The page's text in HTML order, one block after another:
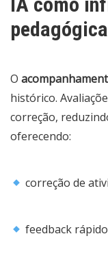
pedagógica
O
histórico.
correção,
oferecendo:
correção de
feedback